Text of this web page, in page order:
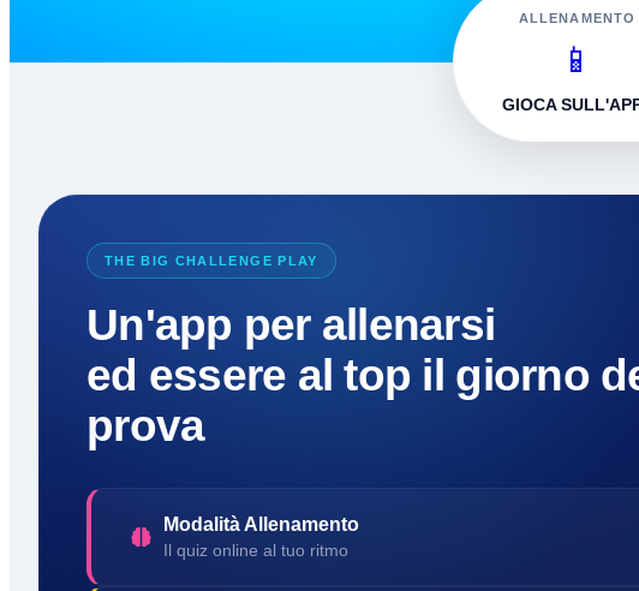
ALLENAMENTO
📱
GIOCA
THE BIG CHALLENGE PLAY
Un'app per allenarsi
ed essere al top il giorno
prova
Modalità Allenamento
Il quiz online al tuo ritmo